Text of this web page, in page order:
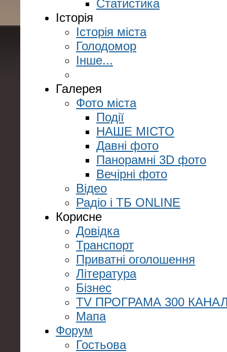
Статистика
Історія
Історія міста
Голодомор
Інше...
Галерея
Фото міста
Події
НАШЕ МІСТО
Давні фото
Панорамні 3D фото
Вечірні фото
Відео
Радіо і ТБ ONLINE
Корисне
Довідка
Транспорт
Приватні оголошення
Література
Бізнес
TV ПРОГРАМА 300
Мапа
Форум
Гостьова